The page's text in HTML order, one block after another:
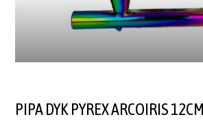
PIPA DYK PYREX ARCOIRIS 12CM